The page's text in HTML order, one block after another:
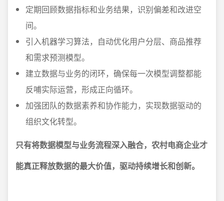
定期回顾数据指标和业务结果，识别偏差和改进空
间。
引入机器学习算法，自动优化用户分层、商品推荐
和需求预测模型。
建立数据与业务的闭环，确保每一次模型调整都能
反哺实际运营，形成正向循环。
加强团队的数据素养和协作能力，实现数据驱动的
组织文化转型。
只有将数据模型与业务流程深入融合，农村电商企业才
能真正释放数据的最大价值，驱动持续增长和创新。